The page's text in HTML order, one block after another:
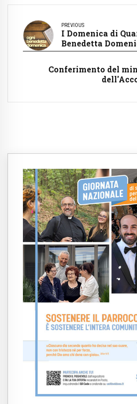
PREVIOUS
I Domenica di
Benedetta
Conferimento del